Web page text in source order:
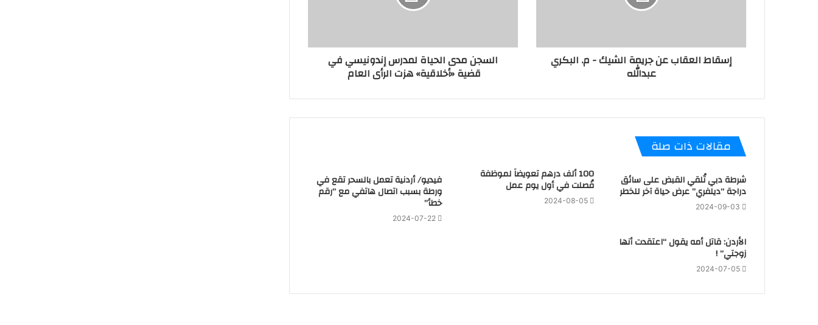
إسقاط العقاب عن جريمة الشيك - م. البكري
عبدالله
السجن مدى الحياة لمدرس إندونيسي في
قضية «أخلاقية» هزت الرأى العام
مقالات ذات صلة
شرطة دبي تُلقي القبض على سائق
دراجة “ديلفري” عرض حياة آخر للخطر
2024-09-03
100 ألف درهم تعويضاً لموظفة
فُصلت في أول يوم عمل
2024-08-05
فيديو/ أردنية تعمل بالسحر تقع في
ورطة بسبب اتصال هاتفي مع “رقم
خطأ”
2024-07-22
الأردن: قاتل أمه يقول “اعتقدت أنها
زوجتي” !
2024-07-05